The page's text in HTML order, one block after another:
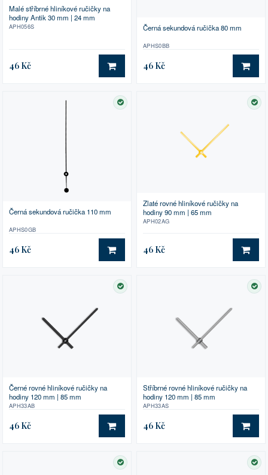
Malé stříbrné hliníkové ručičky na
hodiny Antik 30 mm | 24 mm
APH056S
46 Kč DO KOŠÍKU
Černá sekundová ručička 80 mm
APHS0BB
46 Kč DO
SKLADEM
Černá sekundová ručička 110 mm
APHS0GB
46 Kč DO KOŠÍKU
Zlaté rovné hliníkové ručičky na
hodiny 90 mm | 65 mm
APH02AG
46 Kč DO
SKLADEM
Černé rovné hliníkové ručičky na
hodiny 120 mm | 85 mm
APH33AB
46 Kč DO KOŠÍKU
Stříbrné rovné hliníkové ručičky na
hodiny 120 mm | 85 mm
APH33AS
46 Kč DO
SKLADEM